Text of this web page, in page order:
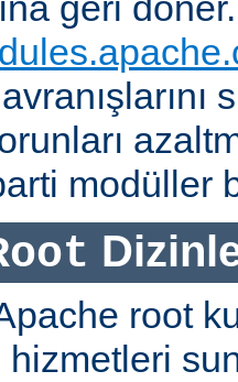
modüller
root
hizmetleri